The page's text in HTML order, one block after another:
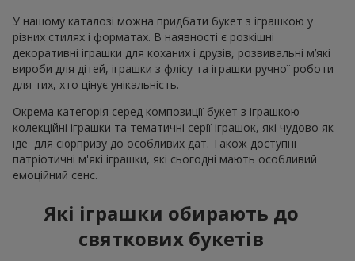
У нашому каталозі можна придбати букет з іграшкою у
різних стилях і форматах. В наявності є розкішні
декоративні іграшки для коханих і друзів, розвивальні м’які
вироби для дітей, іграшки з флісу та іграшки ручної роботи
для тих, хто цінує унікальність.
Окрема категорія серед композиції букет з іграшкою —
колекційні іграшки та тематичні серії іграшок, які чудово як
ідеї для сюрпризу до особливих дат. Також доступні
патріотичні м'які іграшки, які сьогодні мають особливий
емоційний сенс.
Які іграшки обирають до
святкових букетів